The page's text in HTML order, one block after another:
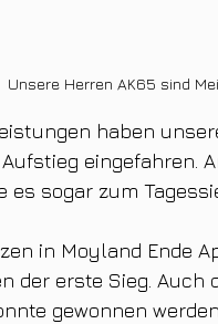
Unsere Herren AK65 sind
haben
eingefahren.
es sogar zum
in Moyland Ende
der erste Sieg.
gewonnen